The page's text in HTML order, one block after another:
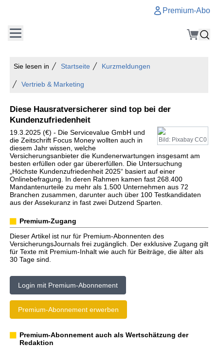
Premium-Abo
Sie lesen in Startseite Kurzmeldungen
Vertrieb & Marketing
Diese Hausratversicherer sind top bei der
Kundenzufriedenheit
Bild: Pixabay CC0
19.3.2025 (€) - Die Servicevalue GmbH und
die Zeitschrift Focus Money wollten auch in
diesem Jahr wissen, welche
Versicherungsanbieter die Kundenerwartungen insgesamt am
besten erfüllen oder gar übererfüllen. Die Untersuchung
„Höchste Kundenzufriedenheit 2025“ basiert auf einer
Onlinebefragung. In deren Rahmen kamen fast 268.400
Mandantenurteile zu mehr als 1.500 Unternehmen aus 72
Branchen zusammen, darunter auch über 100 Testkandidaten
aus der Assekuranz in fast zwei Dutzend Sparten.
Premium-Zugang
Dieser Artikel ist nur für Premium-Abonnenten des
VersicherungsJournals frei zugänglich. Der exklusive Zugang gilt
für Texte mit Premium-Inhalt wie auch für Beiträge, die älter als
30 Tage sind.
Login mit Premium-Abonnement
Premium-Abonnement erwerben
Premium-Abonnement auch als Wertschätzung der
Redaktion